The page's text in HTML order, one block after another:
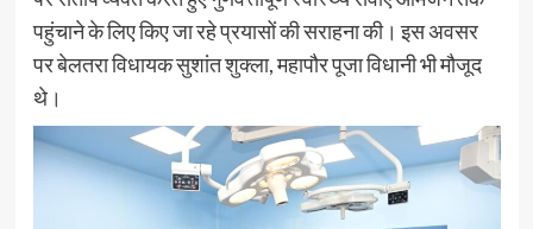
पहुंचाने के लिए किए जा रहे प्रयासों की सराहना की। इस अवसर
पर बेलतरा विधायक सुशांत शुक्ला, महापौर पूजा विधानी भी मौजूद
थे।